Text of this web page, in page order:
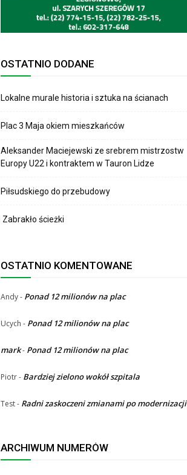
OSTATNIO DODANE
Lokalne murale historia i sztuka na ścianach
Plac 3 Maja okiem mieszkańców
Aleksander Maciejewski ze srebrem mistrzostw
Europy U22 i kontraktem w Tauron Lidze
Piłsudskiego do przebudowy
Zabrakło ścieżki
OSTATNIO KOMENTOWANE
Andy- Ponad 12 milionów na plac
Ucych - Ponad 12 milionów na plac
mark- Ponad 12 milionów na plac
Piotr- Bardziej zielono wokół szpitala
Test- Radni zaskoczeni zmianami po modernizacji
ARCHIWUM NUMERÓW